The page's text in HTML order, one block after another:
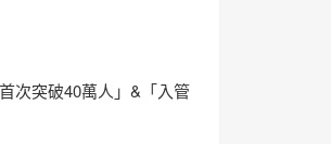
次突破40萬人」&「入管